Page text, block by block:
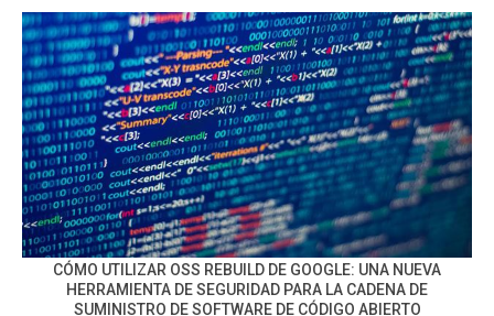
CÓMO UTILIZAR OSS REBUILD DE GOOGLE: UNA NUEVA
HERRAMIENTA DE SEGURIDAD PARA LA CADENA DE
SUMINISTRO DE SOFTWARE DE CÓDIGO ABIERTO